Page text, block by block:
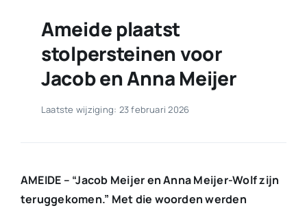
Ameide plaatst
stolpersteinen voor
Jacob en Anna Meijer
Laatste wijziging: 23 februari 2026
AMEIDE – “Jacob Meijer en Anna Meijer-Wolf zijn
teruggekomen.” Met die woorden werden